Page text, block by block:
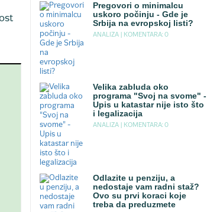
Pregovori o minimalcu
uskoro počinju - Gde je
Srbija na evropskoj listi?
ANALIZA | KOMENTARA: 0
Velika zabluda oko
programa "Svoj na svome" -
Upis u katastar nije isto što
i legalizacija
ANALIZA | KOMENTARA: 0
Odlazite u penziju, a
nedostaje vam radni staž?
Ovo su prvi koraci koje
treba da preduzmete